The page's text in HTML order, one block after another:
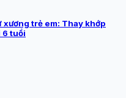
trẻ em: Thay khớp
6 tuổi